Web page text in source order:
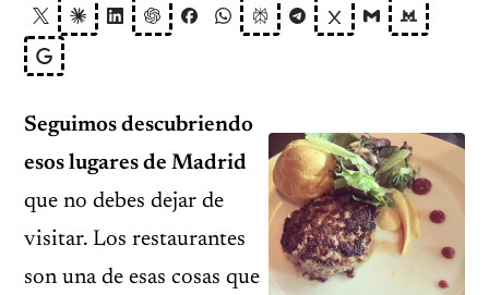
Seguimos descubriendo
esos lugares de Madrid
que no debes dejar de
visitar. Los restaurantes
son una de esas cosas que